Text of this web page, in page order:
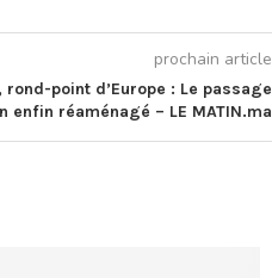
prochain article
rond-point d’Europe : Le passage
enfin réaménagé – LE MATIN.ma